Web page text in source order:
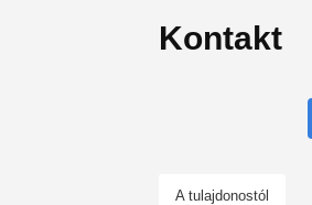
Kontakt
A tulajdonostól